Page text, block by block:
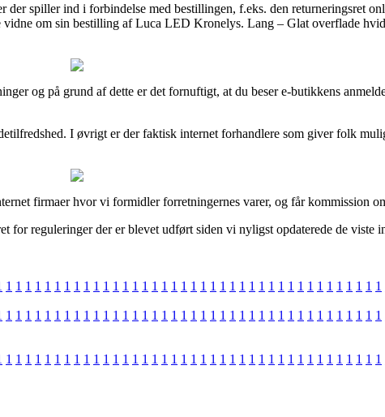
spiller ind i forbindelse med bestillingen, f.eks. den returneringsret
om sin bestilling af Luca LED Kronelys. Lang – Glat overflade
og på grund af dette er det fornuftigt, at du beser e-butikkens
I øvrigt er der faktisk internet forhandlere som giver folk
firmaer hvor vi formidler forretningernes varer, og får kommission
for reguleringer der er blevet udført siden vi nyligst opdaterede de viste
1 1 1 1 1 1 1 1 1 1 1 1 1 1 1 1 1 1 1 1 1 1 1 1 1 1 1 1 1 1 1 1 1 1 1 1 1 1 1
1 1 1 1 1 1 1 1 1 1 1 1 1 1 1 1 1 1 1 1 1 1 1 1 1 1 1 1 1 1 1 1 1 1 1 1 1 1 1
1 1 1 1 1 1 1 1 1 1 1 1 1 1 1 1 1 1 1 1 1 1 1 1 1 1 1 1 1 1 1 1 1 1 1 1 1 1 1